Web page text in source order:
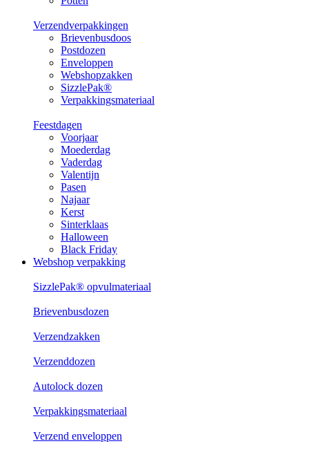
Verzendverpakkingen
Brievenbusdoos
Postdozen
Enveloppen
Webshopzakken
SizzlePak®
Verpakkingsmateriaal
Feestdagen
Voorjaar
Moederdag
Vaderdag
Valentijn
Pasen
Najaar
Kerst
Sinterklaas
Halloween
Black Friday
Webshop verpakking
SizzlePak® opvulmateriaal
Brievenbusdozen
Verzendzakken
Verzenddozen
Autolock dozen
Verpakkingsmateriaal
Verzend enveloppen